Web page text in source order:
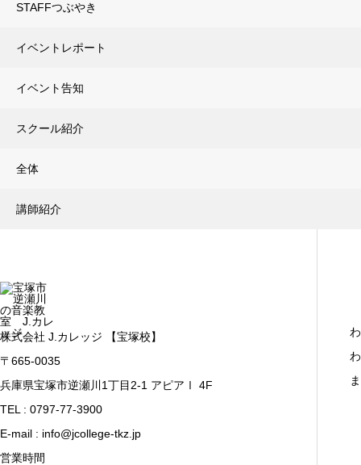
STAFFつぶやき
イベントレポート
イベント告知
スクール紹介
全体
講師紹介
株式会社 J.カレッジ 【宝塚校】
〒665-0035
兵庫県宝塚市逆瀬川1丁目2-1 アピアⅠ 4F
TEL : 0797-77-3900
E-mail : info@jcollege-tkz.jp
営業時間